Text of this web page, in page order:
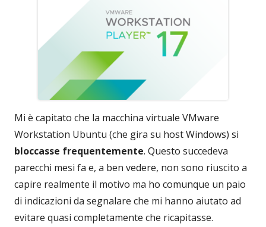
Mi è capitato che la macchina virtuale VMware
Workstation Ubuntu (che gira su host Windows) si
bloccasse frequentemente. Questo succedeva
parecchi mesi fa e, a ben vedere, non sono riuscito a
capire realmente il motivo ma ho comunque un paio
di indicazioni da segnalare che mi hanno aiutato ad
evitare quasi completamente che ricapitasse.